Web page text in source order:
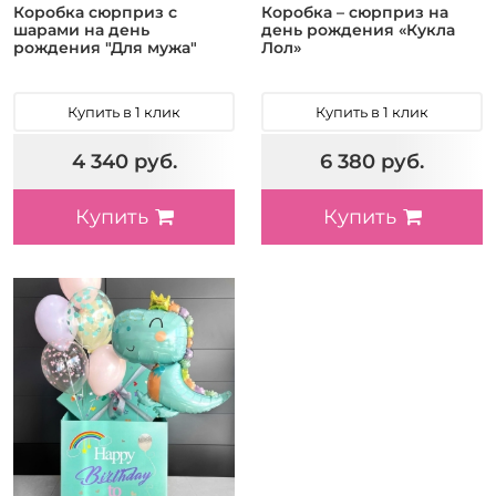
Коробка сюрприз с
шарами на день
рождения "Для мужа"
Купить в 1 клик
4 340 руб.
Купить
Коробка – сюрприз на
день рождения «Кукла
Лол»
Купить в 1 клик
6 380 руб.
Купить